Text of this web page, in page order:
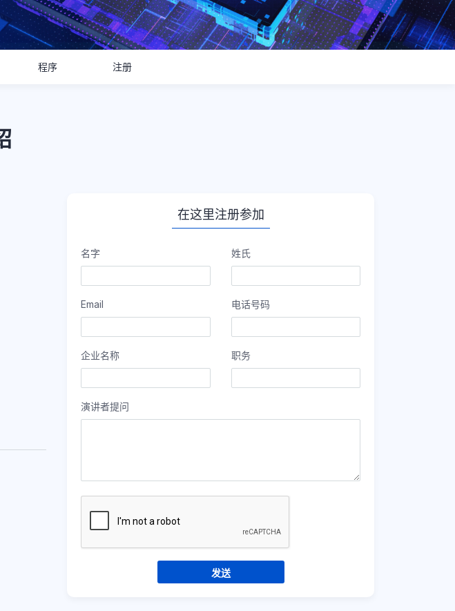
程序 注册
在这里注册参加
名字 姓氏
Email 电话号码
企业名称 职务
演讲者提问
发送